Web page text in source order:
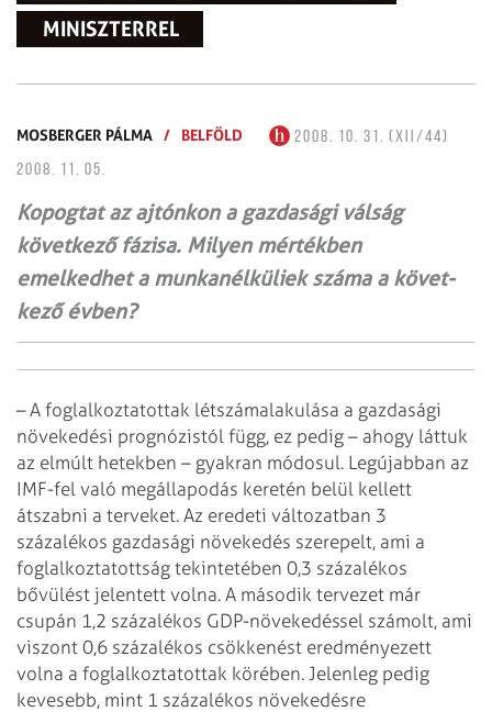
MINISZTERREL
MOSBERGER PÁLMA / BELFÖLD
2008. 10. 31. (XII/44)
2008. 11. 05.
Kopogtat az ajtónkon a gazdasági válság
következő fázisa. Milyen mértékben
emelkedhet a munkanélküliek száma a követ­
kező évben?
– A foglalkoztatottak létszámalakulása a gazdasági
növekedési prognózistól függ, ez pedig – ahogy láttuk
az elmúlt hetekben – gyakran módosul. Legújabban az
IMF-fel való megállapodás keretén belül kellett
átszabni a terveket. Az eredeti változatban 3
százalékos gazdasági növekedés szerepelt, ami a
foglalkoztatottság tekintetében 0,3 százalékos
bővülést jelentett volna. A második tervezet már
csupán 1,2 százalékos GDP-növekedéssel számolt, ami
viszont 0,6 százalékos csökkenést eredményezett
volna a foglalkoztatottak körében. Jelenleg pedig
kevesebb, mint 1 százalékos növekedésre